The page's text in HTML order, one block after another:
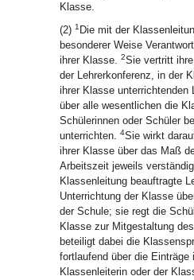
Klasse.
(2) 1 Die mit der
besonderer Weise
ihrer Klasse. 2Sie vertritt
der Lehrerkonferenz, in der
ihrer Klasse unterrichtenden
über alle wesentlichen die
Schülerinnen oder Schüler
unterrichten. 4Sie wirkt
ihrer Klasse über das Maß
Arbeitszeit jeweils
Klassenleitung beauftragte
Unterrichtung der Klasse
der Schule; sie regt die
Klasse zur Mitgestaltung
beteiligt dabei die
fortlaufend über die Einträge
Klassenleiterin oder der